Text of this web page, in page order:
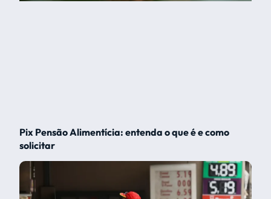
Pix Pensão Alimentícia: entenda o que é e como
solicitar